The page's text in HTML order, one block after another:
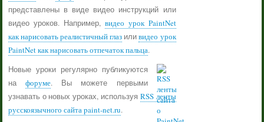
представлены в виде видео инструкций или
видео уроков. Например, видео урок PaintNet
как нарисовать реалистичный глаз иливидео урок
PaintNet как нарисовать отпечаток пальца.
Новые уроки регулярно публикуются
нафоруме. Вы можете первыми
узнавать о новых уроках, используя RSS ленты
русскоязычного сайта paint-net.ru.